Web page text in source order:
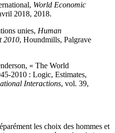
World Economic
2018, 2018.
unies, Human
2010, Houndmills, Palgrave
« The World
2010 : Logic, Estimates,
Interactions, vol. 39,
les choix des hommes et